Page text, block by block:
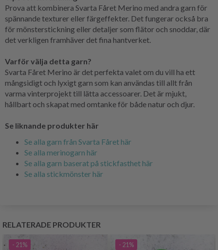
Prova att kombinera Svarta Fåret Merino med andra garn för
spännande texturer eller färgeffekter. Det fungerar också bra
för mönsterstickning eller detaljer som flätor och snoddar, där
det verkligen framhäver det fina hantverket.
Varför välja detta garn?
Svarta Fåret Merino är det perfekta valet om du vill ha ett
mångsidigt och lyxigt garn som kan användas till allt från
varma vinterprojekt till lätta accessoarer. Det är mjukt,
hållbart och skapat med omtanke för både natur och djur.
Se liknande produkter här
Se alla garn från Svarta Fåret här
Se alla merinogarn här
Se alla garn baserat på stickfasthet här
Se alla stickmönster här
RELATERADE PRODUKTER
- 21% - 21%